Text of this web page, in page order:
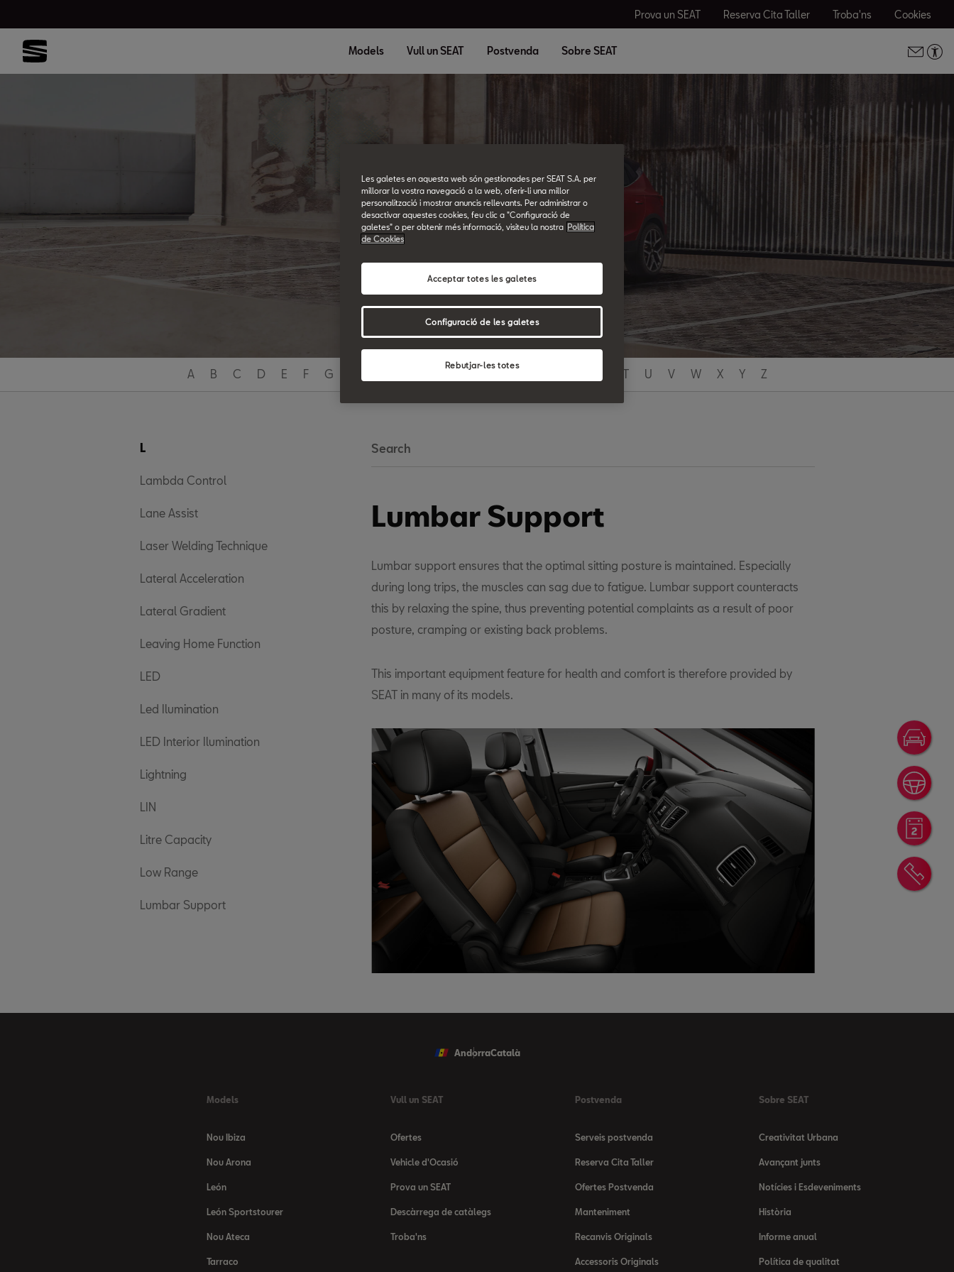
Prova un SEAT Reserva Cita Taller Troba'ns Cookies
Models Vull un SEAT Postvenda Sobre SEAT
SEAT Glossary
All the details.
A B C D E F G T U V W X Y Z
L
Lambda Control
Lane Assist
Laser Welding Technique
Lateral Acceleration
Lateral Gradient
Leaving Home Function
LED
Led Ilumination
LED Interior Ilumination
Lightning
LIN
Litre Capacity
Low Range
Lumbar Support
Search
Lumbar Support
Lumbar support ensures that the optimal sitting posture is maintained. Especially
during long trips, the muscles can sag due to fatigue. Lumbar support counteracts
this by relaxing the spine, thus preventing potential complaints as a result of poor
posture, cramping or existing back problems.
This important equipment feature for health and comfort is therefore provided by
SEAT in many of its models.
AndorraCatalà
Models
Nou Ibiza
Nou Arona
León
León Sportstourer
Nou Ateca
Tarraco
Vull un SEAT
Ofertes
Vehicle d'Ocasió
Prova un SEAT
Descàrrega de catàlegs
Troba'ns
Postvenda
Serveis postvenda
Reserva Cita Taller
Ofertes Postvenda
Manteniment
Recanvis Originals
Accessoris Originals
Sobre SEAT
Creativitat Urbana
Avançant junts
Notícies i Esdeveniments
Història
Informe anual
Política de qualitat
Les galetes en aquesta web són gestionades per SEAT S.A. per
millorar la vostra navegació a la web, oferir-li una millor
personalització i mostrar anuncis rellevants. Per administrar o
desactivar aquestes cookies, feu clic a "Configuració de
galetes" o per obtenir més informació, visiteu la nostra Política
de Cookies
Rebutjar-les totes
Acceptar totes les galetes
Configuració de les galetes